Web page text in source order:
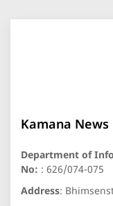
Kamana
Department of
No: : 626/074-075
Address: